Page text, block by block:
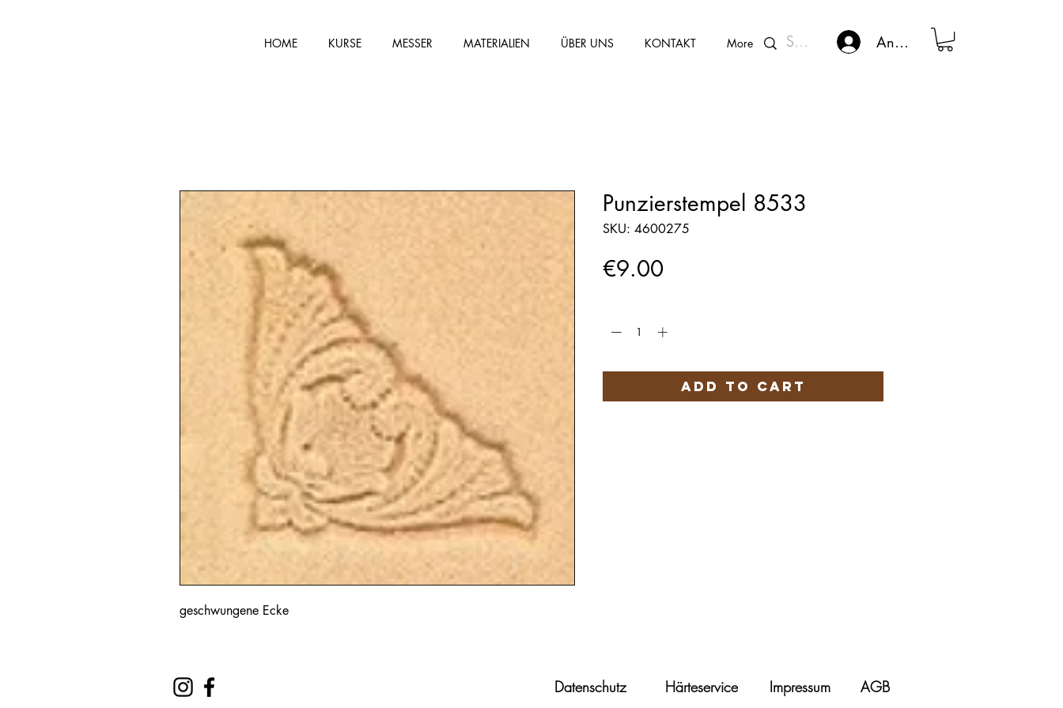
HOME KURSE MESSER MATERIALIEN ÜBER UNS KONTAKT More Kunden - Login
Anmelden
geschwungene Ecke
Punzierstempel 8533
SKU: 4600275
€9.00Price
Add to Cart
Datenschutz Härteservice Impressum AGB